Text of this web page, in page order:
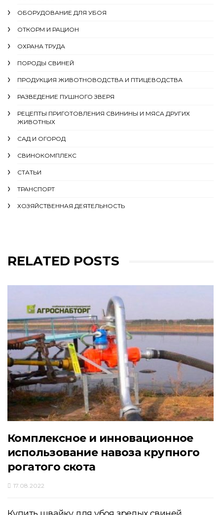
ОБОРУДОВАНИЕ ДЛЯ УБОЯ
ОТКОРМ И РАЦИОН
ОХРАНА ТРУДА
ПОРОДЫ СВИНЕЙ
ПРОДУКЦИЯ ЖИВОТНОВОДСТВА И ПТИЦЕВОДСТВА
РАЗВЕДЕНИЕ ПУШНОГО ЗВЕРЯ
РЕЦЕПТЫ ПРИГОТОВЛЕНИЯ СВИНИНЫ И МЯСА ДРУГИХ
ЖИВОТНЫХ
САД И ОГОРОД
СВИНОКОМПЛЕКС
СТАТЬИ
ТРАНСПОРТ
ХОЗЯЙСТВЕННАЯ ДЕЯТЕЛЬНОСТЬ
RELATED POSTS
Комплексное и инновационное
использование навоза крупного
рогатого скота
17.08.2022